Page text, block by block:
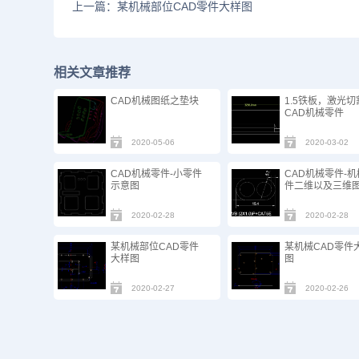
上一篇：某机械部位CAD零件大样图
相关文章推荐
CAD机械图纸之垫块
2020-05-06
1.5铁板，激光切
CAD机械零件
2020-03-02
CAD机械零件-小零件
示意图
2020-02-28
CAD机械零件-机
件二维以及三维
2020-02-28
某机械部位CAD零件
大样图
2020-02-27
某机械CAD零件
图
2020-02-26